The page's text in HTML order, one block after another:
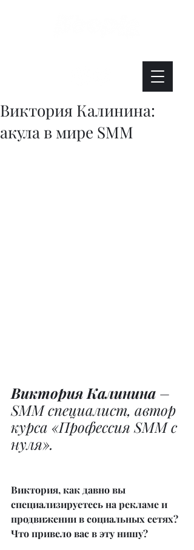
Виктория Калинина:
акула в мире SMM
Виктория Калинина –
SMM специалист, автор
курса «Профессия SMM с
нуля».
Виктория, как давно вы
специализируетесь на рекламе и
продвижении в социальных сетях?
Что привело вас в эту нишу?